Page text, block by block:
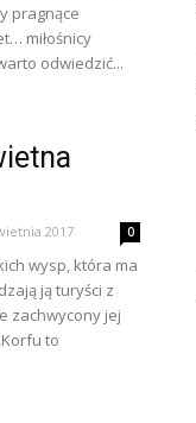
pragnące
miłośnicy
odwiedzić...
2017 0
wysp, która ma
ją turyści z
zachwycony jej
to